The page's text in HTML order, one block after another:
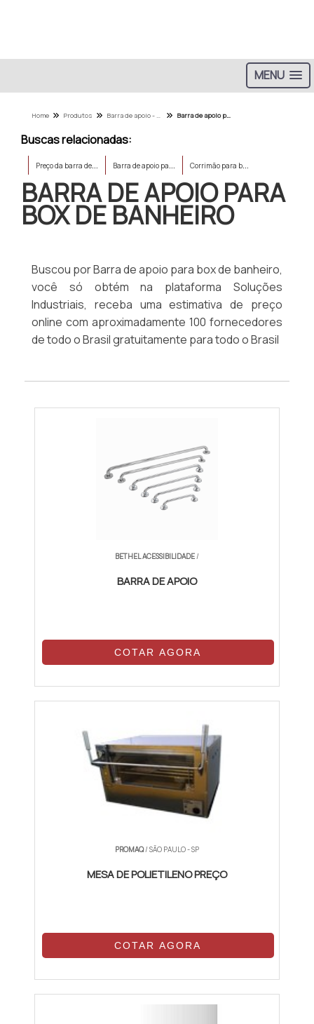
MENU
Home Produtos Barra de apoio - Categoria Barra de apoio para box de banheiro
Buscas relacionadas:
P
reço da barra de apoio para banheiro B
arra de apoio para idoso banheiro C
orrimão para banheiro de idoso
BARRA DE APOIO PARA
BOX DE BANHEIRO
Buscou por Barra de apoio para box de banheiro,
você só obtém na plataforma Soluções
Industriais, receba uma estimativa de preço
online com aproximadamente 100 fornecedores
de todo o Brasil gratuitamente para todo o Brasil
BETHEL ACESSIBILIDADE/
BARRA DE APOIO
COTAR AGORA
PROMAQ/ SÃO PAULO - SP
MESA DE POLIETILENO PREÇO
COTAR AGORA